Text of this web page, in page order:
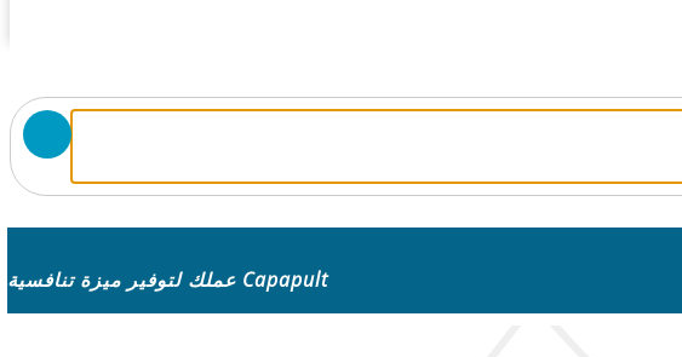
Capapult عملك لتوفير ميزة تنافسية